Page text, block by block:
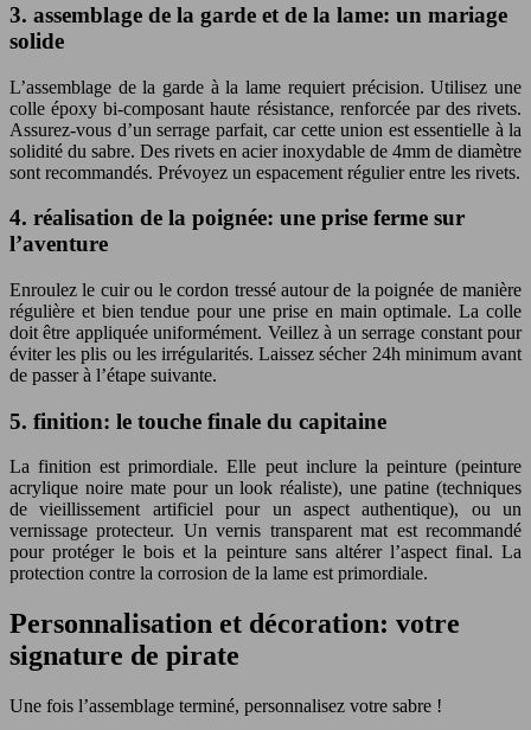
3. assemblage de la garde et de la lame: un mariage
solide
L’assemblage de la garde à la lame requiert précision. Utilisez une
colle époxy bi-composant haute résistance, renforcée par des rivets.
Assurez-vous d’un serrage parfait, car cette union est essentielle à la
solidité du sabre. Des rivets en acier inoxydable de 4mm de diamètre
sont recommandés. Prévoyez un espacement régulier entre les rivets.
4. réalisation de la poignée: une prise ferme sur
l’aventure
Enroulez le cuir ou le cordon tressé autour de la poignée de manière
régulière et bien tendue pour une prise en main optimale. La colle
doit être appliquée uniformément. Veillez à un serrage constant pour
éviter les plis ou les irrégularités. Laissez sécher 24h minimum avant
de passer à l’étape suivante.
5. finition: le touche finale du capitaine
La finition est primordiale. Elle peut inclure la peinture (peinture
acrylique noire mate pour un look réaliste), une patine (techniques
de vieillissement artificiel pour un aspect authentique), ou un
vernissage protecteur. Un vernis transparent mat est recommandé
pour protéger le bois et la peinture sans altérer l’aspect final. La
protection contre la corrosion de la lame est primordiale.
Personnalisation et décoration: votre
signature de pirate
Une fois l’assemblage terminé, personnalisez votre sabre !